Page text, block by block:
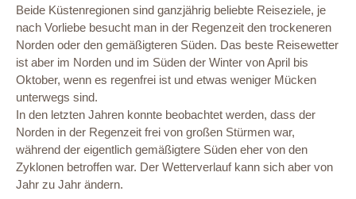
Beide Küstenregionen sind ganzjährig beliebte Reiseziele, je
nach Vorliebe besucht man in der Regenzeit den trockeneren
Norden oder den gemäßigteren Süden. Das beste Reisewetter
ist aber im Norden und im Süden der Winter von April bis
Oktober, wenn es regenfrei ist und etwas weniger Mücken
unterwegs sind.
In den letzten Jahren konnte beobachtet werden, dass der
Norden in der Regenzeit frei von großen Stürmen war,
während der eigentlich gemäßigtere Süden eher von den
Zyklonen betroffen war. Der Wetterverlauf kann sich aber von
Jahr zu Jahr ändern.